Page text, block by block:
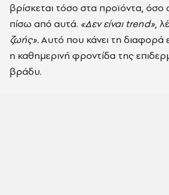
βρίσκεται τόσο στα προϊόντα, όσο
πίσω από αυτά. «Δεν είναι trend»,
ζωής».Αυτό που κάνει τη διαφορά
η καθημερινή φροντίδα της
βράδυ.